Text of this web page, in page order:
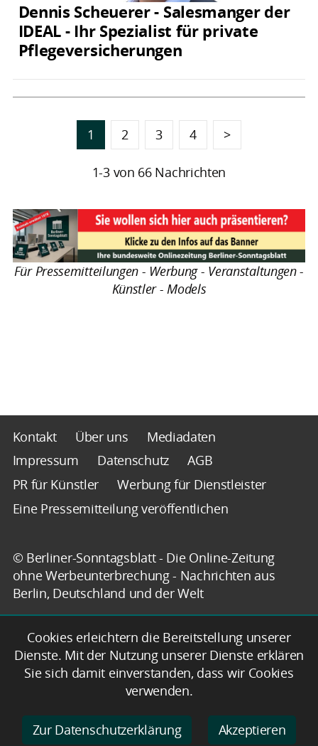
Dennis Scheuerer - Salesmanger der
IDEAL - Ihr Spezialist für private
Pflegeversicherungen
1 2 3 4 >
1-3 von 66 Nachrichten
Für Pressemitteilungen - Werbung - Veranstaltungen -
Künstler - Models
Kontakt Über uns
Mediadaten
Impressum
Datenschutz
AGB
PR für Künstler
Werbung für Dienstleister
Eine Pressemitteilung veröffentlichen
© Berliner-Sonntagsblatt - Die Online-Zeitung
ohne Werbeunterbrechung - Nachrichten aus
Berlin, Deutschland und der Welt
Cookies erleichtern die Bereitstellung unserer
Dienste. Mit der Nutzung unserer Dienste erklären
Sie sich damit einverstanden, dass wir Cookies
verwenden.
Zur Datenschutzerklärung Akzeptieren